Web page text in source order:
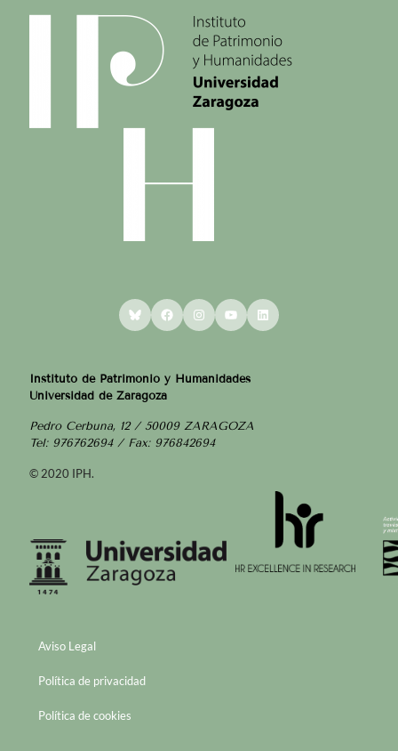
BlueskyFacebookInstagram
YouTubeLinkedIn
Instituto de Patrimonio y Humanidades
Universidad de Zaragoza
Pedro Cerbuna, 12 / 50009 ZARAGOZA
Tel: 976762694 / Fax: 976842694
© 2020 IPH.
Aviso Legal
Política de privacidad
Política de cookies